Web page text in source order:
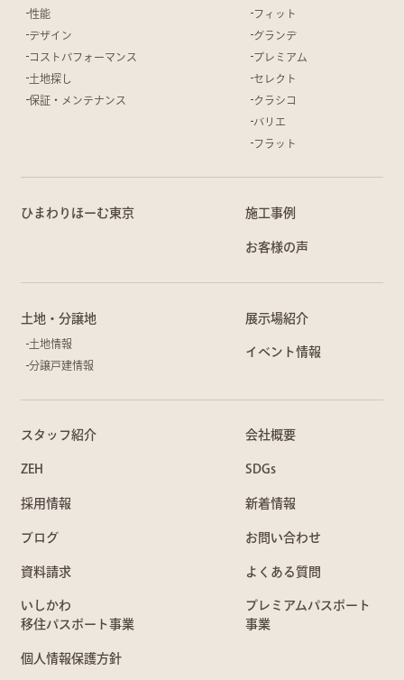
性能
デザイン
コストパフォーマンス
土地探し
保証・メンテナンス
フィット
グランデ
プレミアム
セレクト
クラシコ
バリエ
フラット
ひまわりほーむ東京 施工事例
お客様の声
土地・分譲地
土地情報
分譲戸建情報
展示場紹介
イベント情報
スタッフ紹介 会社概要
ZEH SDGs
採用情報 新着情報
ブログ お問い合わせ
資料請求 よくある質問
いしかわ
移住パスポート事業
プレミアムパスポート
事業
個人情報保護方針